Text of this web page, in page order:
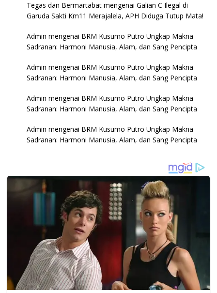
Tegas dan Bermartabat mengenai Galian C Ilegal di
Garuda Sakti Km11 Merajalela, APH Diduga Tutup Mata!
Admin mengenai BRM Kusumo Putro Ungkap Makna
Sadranan: Harmoni Manusia, Alam, dan Sang Pencipta
Admin mengenai BRM Kusumo Putro Ungkap Makna
Sadranan: Harmoni Manusia, Alam, dan Sang Pencipta
Admin mengenai BRM Kusumo Putro Ungkap Makna
Sadranan: Harmoni Manusia, Alam, dan Sang Pencipta
Admin mengenai BRM Kusumo Putro Ungkap Makna
Sadranan: Harmoni Manusia, Alam, dan Sang Pencipta